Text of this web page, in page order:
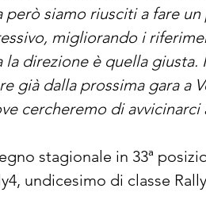
siamo riusciti a fare
migliorando i
direzione è quella
già dalla prossima gara a
cercheremo di
stagionale in 33ª
undicesimo di classe